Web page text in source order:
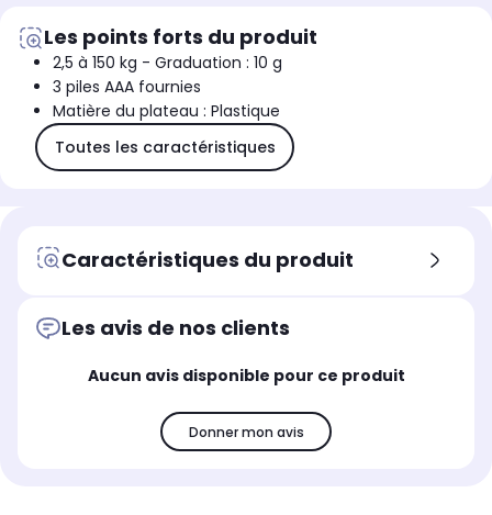
Les points forts du produit
2,5 à 150 kg - Graduation : 10 g
3 piles AAA fournies
Matière du plateau : Plastique
Toutes les caractéristiques
Caractéristiques du produit
Les avis de nos clients
Aucun avis disponible pour ce produit
Donner mon avis